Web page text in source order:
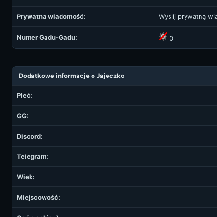
Prywatna wiadomość: Wyślij prywatną
Numer Gadu-Gadu: 0
Dodatkowe informacje o Jajeczko
Płeć:
GG:
Discord:
Telegram:
Wiek:
Miejscowość: